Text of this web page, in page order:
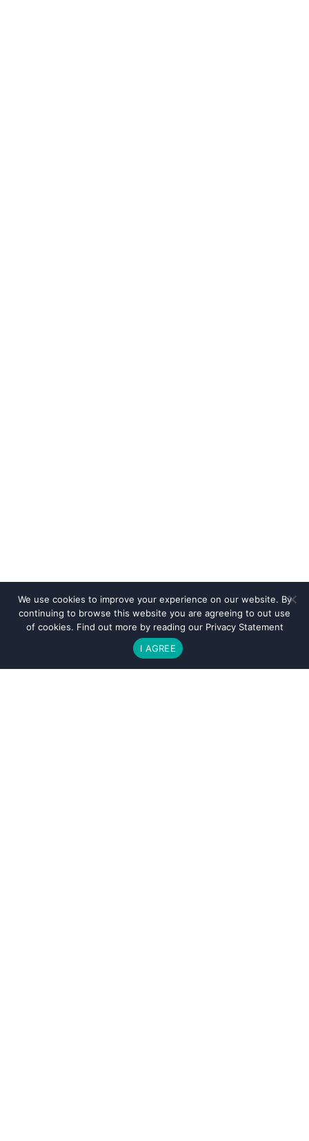
We use cookies to improve your experience on our website. By
continuing to browse this website you are agreeing to out use
of cookies. Find out more by reading our Privacy Statement
I AGREE